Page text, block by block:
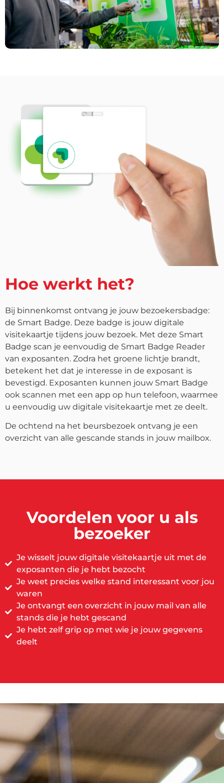
Hoe werkt het?
Bij binnenkomst ontvang je jouw bezoekersbadge:
de Smart Badge. Deze badge is jouw digitale
visitekaartje tijdens jouw bezoek. Met deze Smart
Badge scan je eenvoudig de Smart Badge Reader
van exposanten. Zodra het groene lichtje brandt,
betekent het dat je interesse in de exposant is
bevestigd. Exposanten kunnen jouw Smart Badge
ook scannen met een app op hun telefoon, waarmee
u eenvoudig uw digitale visitekaartje met ze deelt.
De ochtend na het beursbezoek ontvang je een
overzicht van alle gescande stands in jouw mailbox.
Voordelen voor u als
bezoeker
Je wisselt jouw digitale visitekaartje uit met de
exposanten die je hebt bezocht
Je weet precies welke stand interessant voor jou
waren
Je ontvangt een overzicht in jouw mail van alle
stands die je hebt gescand
Je hebt zelf grip op met wie je jouw gegevens
deelt